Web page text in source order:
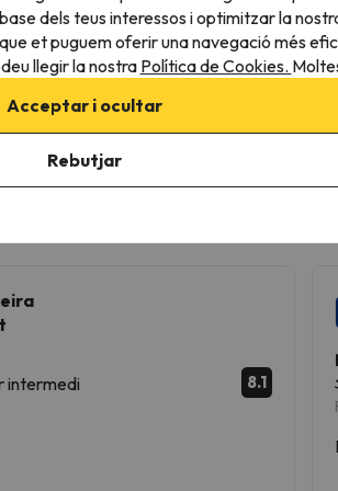
amb música en directe a Borda
el12 d'agostper coincidir amb
i l'eclipsi solar.
07/2026
Totes les notícies
intermedi
8.1
dels teus interessos i optimitzar la
et puguem oferir una navegació més
llegir la nostra Política de Cookies.
Acceptar i ocultar
Rebutjar